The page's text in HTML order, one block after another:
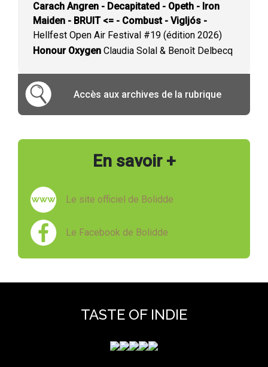
Carach Angren - Decapitated - Opeth - Iron
Maiden - BRUIT <= - Combust - Vigljós -
Hellfest Open Air Festival #19 (édition 2026)
Honour Oxygen Claudia Solal & Benoît Delbecq
Accès aux archives de la rubrique
En savoir +
Le site officiel de Bolidde
Le Facebook de Bolidde
TASTE OF INDIE